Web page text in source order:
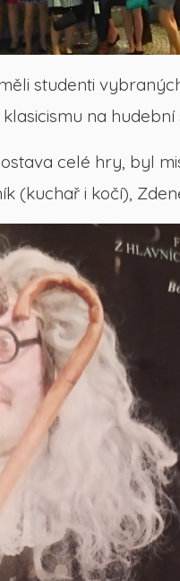
měli studenti
na
celé hry, byl
(kuchař i kočí),